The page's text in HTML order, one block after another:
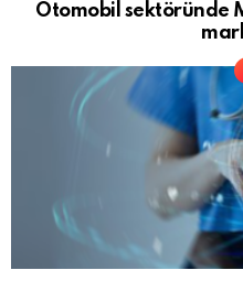
Otomobil sektöründe